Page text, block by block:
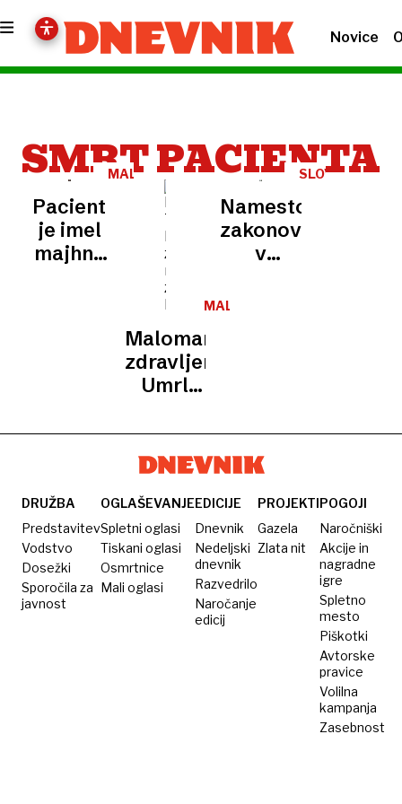
Novice
SMRT PACIENTA
MALOMARNO
ZDRAVLJENJE
Pacient
je imel
majhne
MALOMARNO
Malomarno
zdravljenje:
Umrl
okužbe
z več
bakterijami
SLOVENIJA
Namesto
zakonov
v
DRUŽBA
Predstavitev
Vodstvo
Dosežki
Sporočila za
javnost
OGLAŠEVANJE
Spletni oglasi
Tiskani oglasi
Osmrtnice
Mali oglasi
EDICIJE
Dnevnik
Nedeljski
dnevnik
Razvedrilo
Naročanje
edicij
PROJEKTI
Gazela
Zlata nit
POGOJI
Naročniški
Akcije in
nagradne
igre
Spletno
mesto
Piškotki
Avtorske
pravice
Volilna
kampanja
Zasebnost